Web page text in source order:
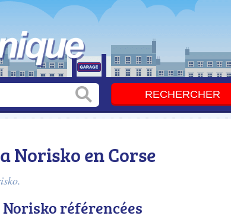
Norisko en Corse
référencées